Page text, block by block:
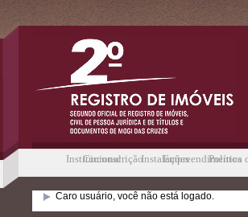
Institucional Instalações Política
Circunscrição Empreendimentos
Caro usuário, você não está logado.